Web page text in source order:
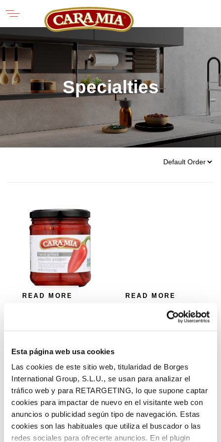
Esta página web usa cookies
Las cookies de este sitio web, titularidad de Borges
International Group, S.L.U., se usan para analizar el
tráfico web y para RETARGETING, lo que supone captar
cookies para impactar de nuevo en el visitante web con
anuncios o publicidad según tipo de navegación. Estas
cookies son las habituales que utiliza el buscador o las
redes sociales para ofrecerte anuncios. En el plugin
Specialties
READ MORE
Hand Grilled Piquillo
READ MORE
Hearts of Palms